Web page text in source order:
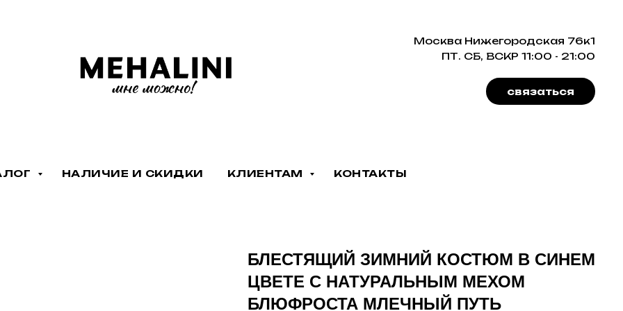
Москва Нижегородская 76к1
ПТ. СБ, ВСКР 11:00 - 21:00
связаться
НАЛИЧИЕ И СКИДКИ КЛИЕНТАМ КОНТАКТЫ
БЛЕСТЯЩИЙ ЗИМНИЙ КОСТЮМ В СИНЕМ
ЦВЕТЕ С НАТУРАЛЬНЫМ МЕХОМ
БЛЮФРОСТА МЛЕЧНЫЙ ПУТЬ